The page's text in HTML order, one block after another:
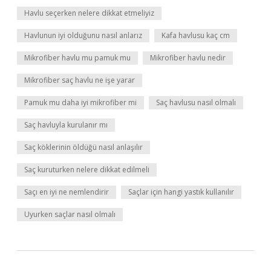
Havlu seçerken nelere dikkat etmeliyiz
Havlunun iyi olduğunu nasıl anlarız Kafa havlusu kaç cm
Mikrofiber havlu mu pamuk mu Mikrofiber havlu nedir
Mikrofiber saç havlu ne işe yarar
Pamuk mu daha iyi mikrofiber mi Saç havlusu nasıl olmalı
Saç havluyla kurulanır mı
Saç köklerinin öldüğü nasıl anlaşılır
Saç kuruturken nelere dikkat edilmeli
Saçı en iyi ne nemlendirir Saçlar için hangi yastık kullanılır
Uyurken saçlar nasıl olmalı